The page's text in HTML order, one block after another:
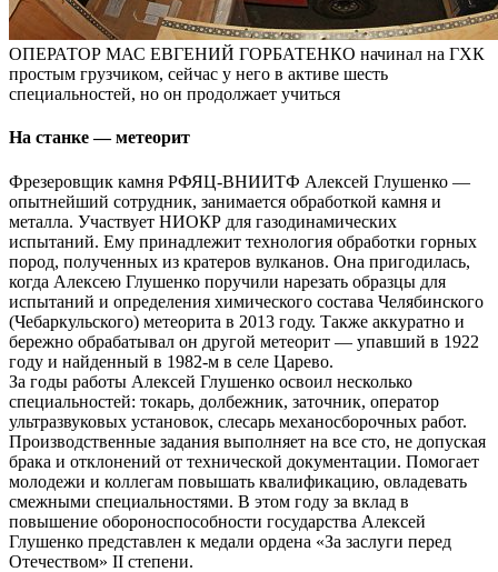
ОПЕРАТОР МАС ЕВГЕНИЙ ГОРБАТЕНКО начинал на ГХК
простым грузчиком, сейчас у него в активе шесть
специальностей, но он продолжает учиться
На станке — метеорит
Фрезеровщик камня РФЯЦ-ВНИИТФ Алексей Глушенко —
опытнейший сотрудник, занимается обработкой камня и
металла. Участвует НИОКР для газодинамических
испытаний. Ему принадлежит технология обработки горных
пород, полученных из кратеров вулканов. Она пригодилась,
когда Алексею Глушенко поручили нарезать образцы для
испытаний и определения химического состава Челябинского
(Чебаркульского) метеорита в 2013 году. Также аккуратно и
бережно обрабатывал он другой метеорит — упавший в 1922
году и найденный в 1982-м в селе Царево.
За годы работы Алексей Глушенко освоил несколько
специальностей: токарь, долбежник, заточник, оператор
ультразвуковых установок, слесарь механосборочных работ.
Производственные задания выполняет на все сто, не допуская
брака и отклонений от технической документации. Помогает
молодежи и коллегам повышать квалификацию, овладевать
смежными специальностями. В этом году за вклад в
повышение обороноспособности государства Алексей
Глушенко представлен к медали ордена «За заслуги перед
Отечеством» II степени.